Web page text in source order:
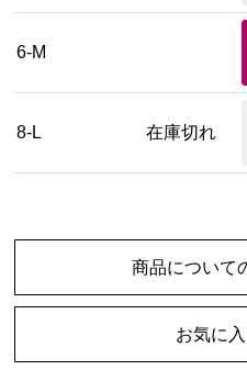
6-M
8-L 在庫切れ
商品について
お気に